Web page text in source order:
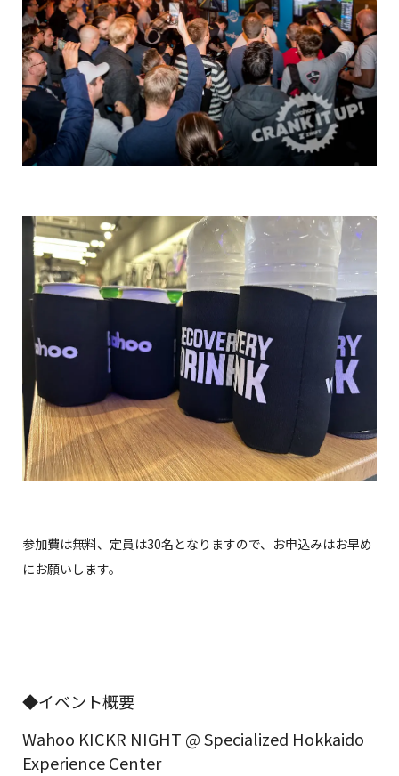
参加費は無料、定員は30名となりますので、お申込みはお早め
にお願いします。
◆イベント概要
Wahoo KICKR NIGHT @ Specialized Hokkaido
Experience Center